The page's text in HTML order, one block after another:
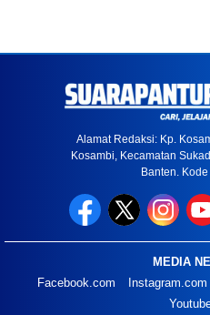
Alamat Redaksi: Kp.
Kosambi, Kecamatan
Banten.
MEDIA
Facebook.com
Instagram.com